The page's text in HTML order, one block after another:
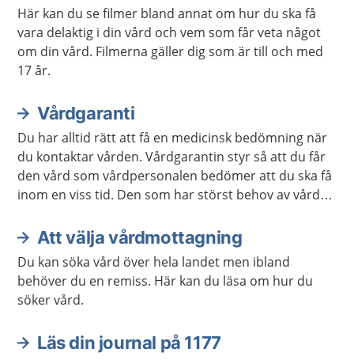
Här kan du se filmer bland annat om hur du ska få
vara delaktig i din vård och vem som får veta något
om din vård. Filmerna gäller dig som är till och med
17 år.
Vårdgaranti
Du har alltid rätt att få en medicinsk bedömning när
du kontaktar vården. Vårdgarantin styr så att du får
den vård som vårdpersonalen bedömer att du ska få
inom en viss tid. Den som har störst behov av vård
Att välja vårdmottagning
Du kan söka vård över hela landet men ibland
behöver du en remiss. Här kan du läsa om hur du
söker vård.
Läs din journal på 1177